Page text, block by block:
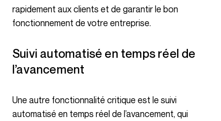
rapidement aux clients et de garantir le bon
fonctionnement de votre entreprise.
Suivi automatisé en temps réel de
l’avancement
Une autre fonctionnalité critique est le suivi
automatisé en temps réel de l’avancement, qui